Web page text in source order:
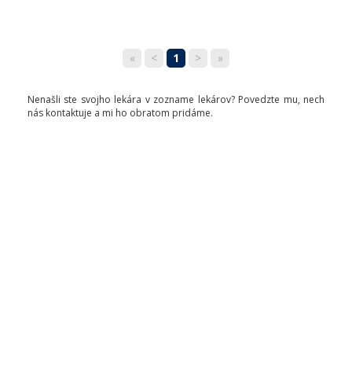
« < 1 > »
Nenašli ste svojho lekára v zozname lekárov? Povedzte mu, nech
nás kontaktuje a mi ho obratom pridáme.